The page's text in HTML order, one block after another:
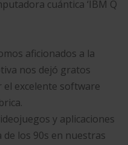
cuántica ‘IBM Q
aficionados a la
nos dejó gratos
excelente software
y aplicaciones
los 90s en nuestras